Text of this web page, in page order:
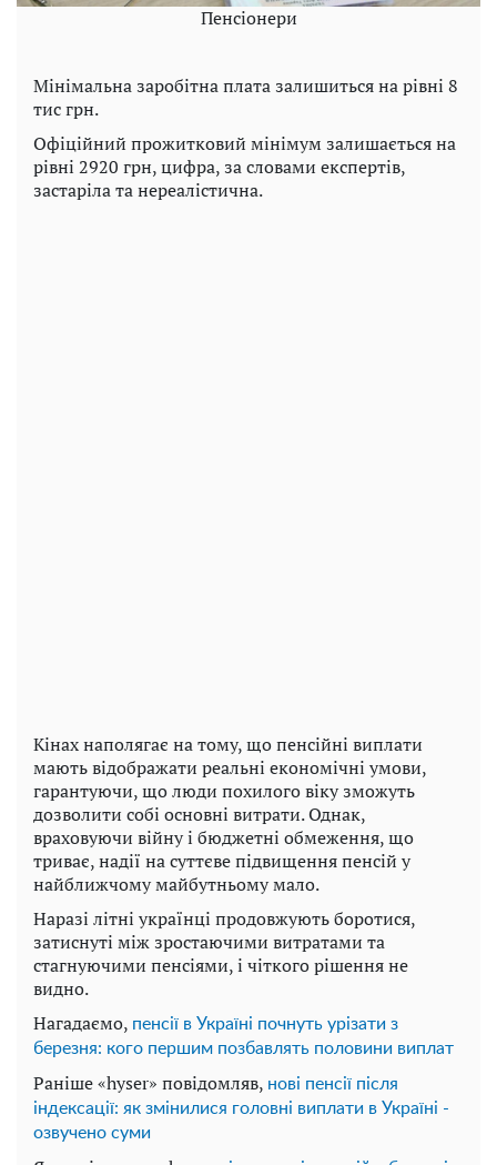
Пенсіонери
Мінімальна заробітна плата залишиться на рівні 8
тис грн.
Офіційний прожитковий мінімум залишається на
рівні 2920 грн, цифра, за словами експертів,
застаріла та нереалістична.
Кінах наполягає на тому, що пенсійні виплати
мають відображати реальні економічні умови,
гарантуючи, що люди похилого віку зможуть
дозволити собі основні витрати. Однак,
враховуючи війну і бюджетні обмеження, що
триває, надії на суттєве підвищення пенсій у
найближчому майбутньому мало.
Наразі літні українці продовжують боротися,
затиснуті між зростаючими витратами та
стагнуючими пенсіями, і чіткого рішення не
видно.
Нагадаємо, пенсії в Україні почнуть урізати з
березня: кого першим позбавлять половини виплат
Раніше «hyser» повідомляв, нові пенсії після
індексації: як змінилися головні виплати в Україні -
озвучено суми